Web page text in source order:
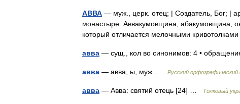
АВВА — муж., церк. отец; | Создатель, Бог; |
монастыре. Аввакумовщина, абакумовщина,
который отличается мелочными
авва — сущ., кол во синонимов: 4 •
авва — авва, ы, муж … Русский орфографический
авва — Авва: святий отець [24] … Толковый